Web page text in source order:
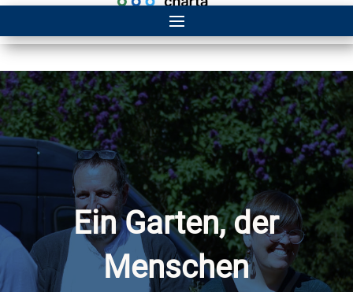
Ein Garten, der
Menschen